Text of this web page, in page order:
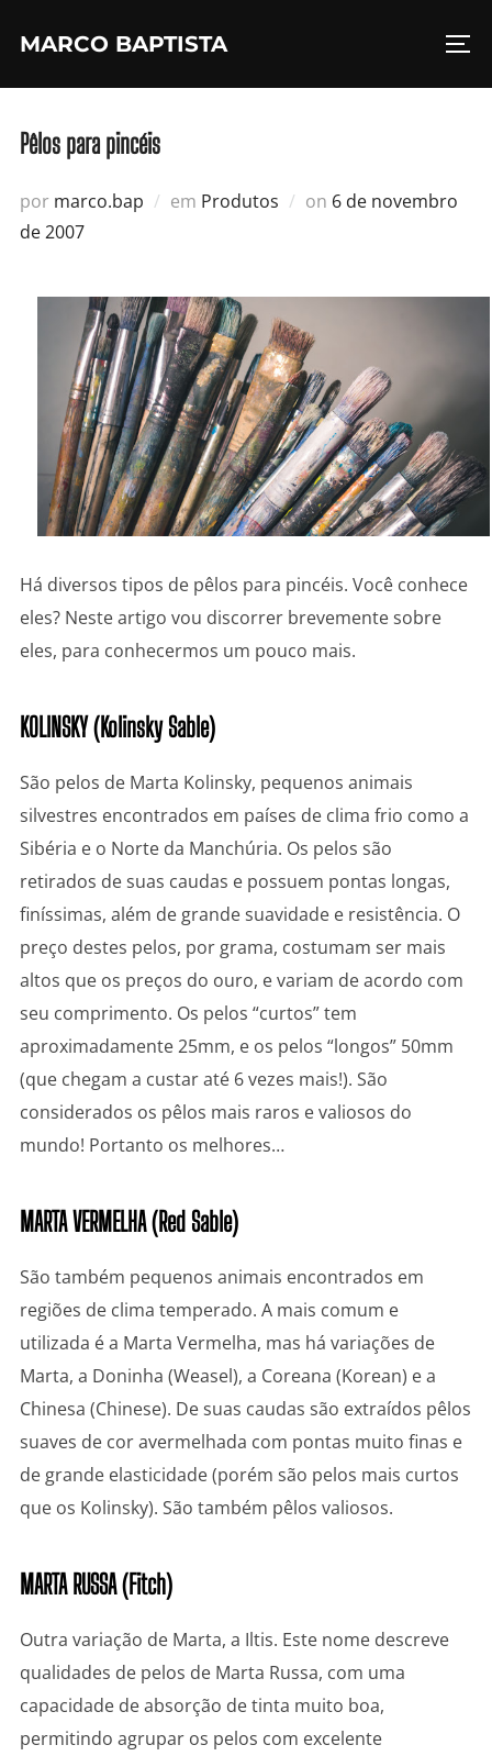
paraMARCO BAPTISTA
Pêlos para pincéis
por marco.bap em Produtos on Postado
6 de novembro
de 2007
Há diversos tipos de pêlos para pincéis. Você conhece
eles? Neste artigo vou discorrer brevemente sobre
eles, para conhecermos um pouco mais.
KOLINSKY (Kolinsky Sable)
São pelos de Marta Kolinsky, pequenos animais
silvestres encontrados em países de clima frio como a
Sibéria e o Norte da Manchúria. Os pelos são
retirados de suas caudas e possuem pontas longas,
finíssimas, além de grande suavidade e resistência. O
preço destes pelos, por grama, costumam ser mais
altos que os preços do ouro, e variam de acordo com
seu comprimento. Os pelos “curtos” tem
aproximadamente 25mm, e os pelos “longos” 50mm
(que chegam a custar até 6 vezes mais!). São
considerados os pêlos mais raros e valiosos do
mundo! Portanto os melhores…
MARTA VERMELHA (Red Sable)
São também pequenos animais encontrados em
regiões de clima temperado. A mais comum e
utilizada é a Marta Vermelha, mas há variações de
Marta, a Doninha (Weasel), a Coreana (Korean) e a
Chinesa (Chinese). De suas caudas são extraídos pêlos
suaves de cor avermelhada com pontas muito finas e
de grande elasticidade (porém são pelos mais curtos
que os Kolinsky). São também pêlos valiosos.
MARTA RUSSA (Fitch)
Outra variação de Marta, a Iltis. Este nome descreve
qualidades de pelos de Marta Russa, com uma
capacidade de absorção de tinta muito boa,
permitindo agrupar os pelos com excelente